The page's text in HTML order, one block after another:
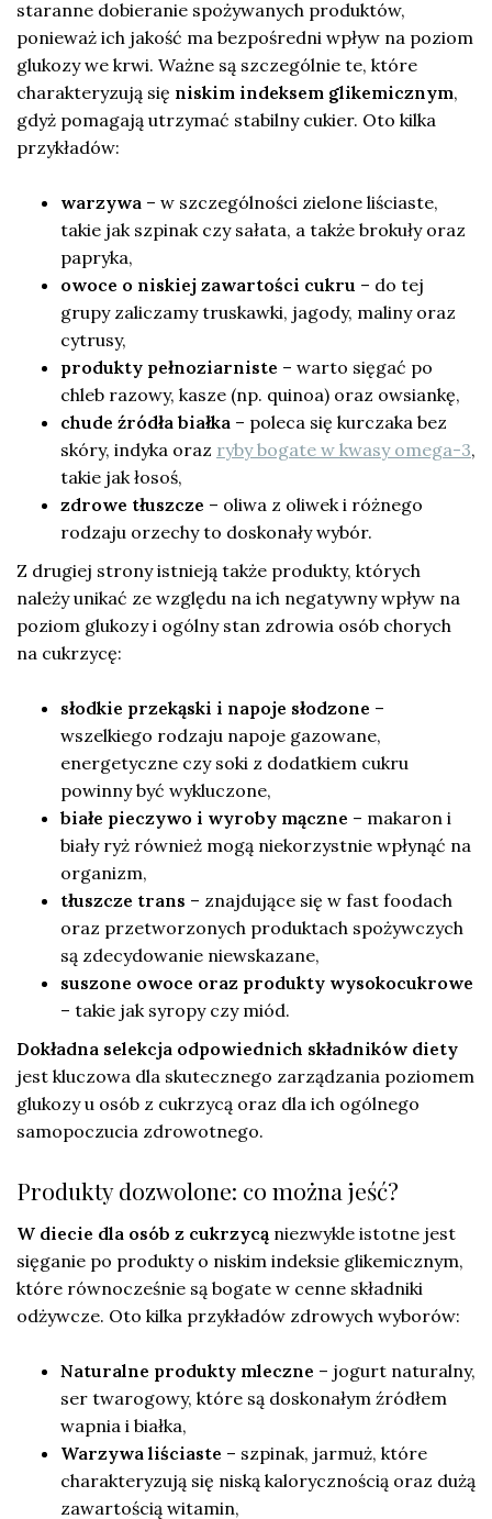
staranne dobieranie spożywanych produktów,
ponieważ ich jakość ma bezpośredni wpływ na poziom
glukozy we krwi. Ważne są szczególnie te, które
charakteryzują się niskim indeksem glikemicznym,
gdyż pomagają utrzymać stabilny cukier. Oto kilka
przykładów:
warzywa – w szczególności zielone liściaste,
takie jak szpinak czy sałata, a także brokuły oraz
papryka,
owoce o niskiej zawartości cukru – do tej
grupy zaliczamy truskawki, jagody, maliny oraz
cytrusy,
produkty pełnoziarniste – warto sięgać po
chleb razowy, kasze (np. quinoa) oraz owsiankę,
chude źródła białka – poleca się kurczaka bez
skóry, indyka oraz ryby bogate w kwasy omega-3,
takie jak łosoś,
zdrowe tłuszcze – oliwa z oliwek i różnego
rodzaju orzechy to doskonały wybór.
Z drugiej strony istnieją także produkty, których
należy unikać ze względu na ich negatywny wpływ na
poziom glukozy i ogólny stan zdrowia osób chorych
na cukrzycę:
słodkie przekąski i napoje słodzone –
wszelkiego rodzaju napoje gazowane,
energetyczne czy soki z dodatkiem cukru
powinny być wykluczone,
białe pieczywo i wyroby mączne – makaron i
biały ryż również mogą niekorzystnie wpłynąć na
organizm,
tłuszcze trans – znajdujące się w fast foodach
oraz przetworzonych produktach spożywczych
są zdecydowanie niewskazane,
suszone owoce oraz produkty wysokocukrowe
– takie jak syropy czy miód.
Dokładna selekcja odpowiednich składników diety
jest kluczowa dla skutecznego zarządzania poziomem
glukozy u osób z cukrzycą oraz dla ich ogólnego
samopoczucia zdrowotnego.
Produkty dozwolone: co można jeść?
W diecie dla osób z cukrzycą niezwykle istotne jest
sięganie po produkty o niskim indeksie glikemicznym,
które równocześnie są bogate w cenne składniki
odżywcze. Oto kilka przykładów zdrowych wyborów:
Naturalne produkty mleczne – jogurt naturalny,
ser twarogowy, które są doskonałym źródłem
wapnia i białka,
Warzywa liściaste – szpinak, jarmuż, które
charakteryzują się niską kalorycznością oraz dużą
zawartością witamin,